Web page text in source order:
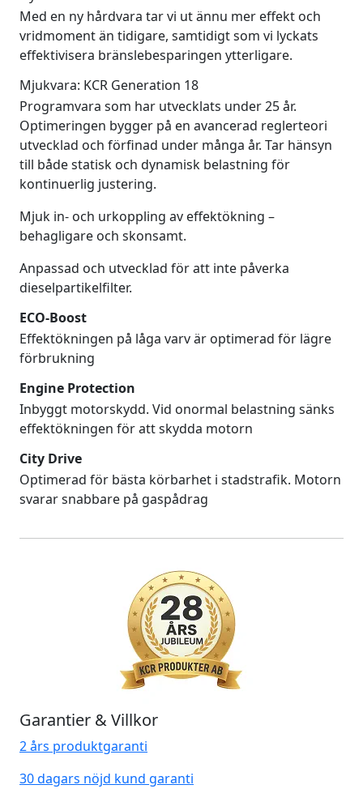
Med en ny hårdvara tar vi ut ännu mer effekt och
vridmoment än tidigare, samtidigt som vi lyckats
effektivisera bränslebesparingen ytterligare.
Mjukvara: KCR Generation 18
Programvara som har utvecklats under 25 år.
Optimeringen bygger på en avancerad reglerteori
utvecklad och förfinad under många år. Tar hänsyn
till både statisk och dynamisk belastning för
kontinuerlig justering.
Mjuk in- och urkoppling av effektökning –
behagligare och skonsamt.
Anpassad och utvecklad för att inte påverka
dieselpartikelfilter.
ECO-Boost
Effektökningen på låga varv är optimerad för lägre
förbrukning
Engine Protection
Inbyggt motorskydd. Vid onormal belastning sänks
effektökningen för att skydda motorn
City Drive
Optimerad för bästa körbarhet i stadstrafik. Motorn
svarar snabbare på gaspådrag
Garantier & Villkor
2 års produktgaranti
30 dagars nöjd kund garanti